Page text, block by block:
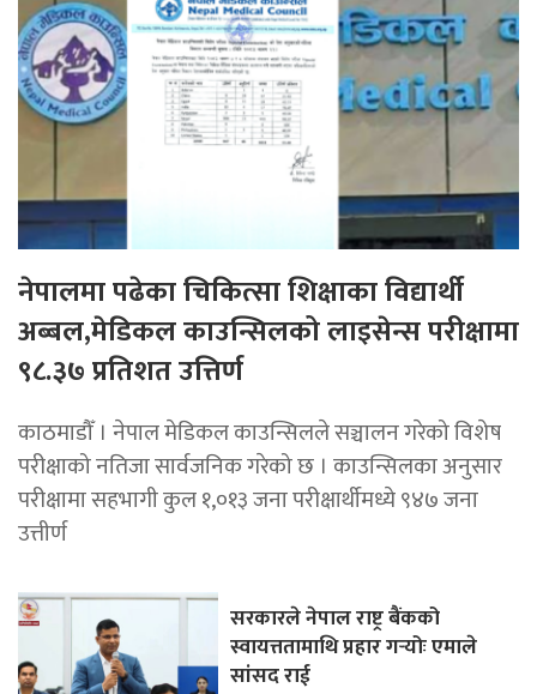
नेपालमा पढेका चिकित्सा शिक्षाका विद्यार्थी
अब्बल,मेडिकल काउन्सिलको लाइसेन्स परीक्षामा
९८.३७ प्रतिशत उत्तिर्ण
काठमाडौँ । नेपाल मेडिकल काउन्सिलले सञ्चालन गरेको विशेष
परीक्षाको नतिजा सार्वजनिक गरेको छ । काउन्सिलका अनुसार
परीक्षामा सहभागी कुल १,०१३ जना परीक्षार्थीमध्ये ९४७ जना
उत्तीर्ण
सरकारले नेपाल राष्ट्र बैंकको
स्वायत्ततामाथि प्रहार गर्‍योः एमाले
सांसद राई